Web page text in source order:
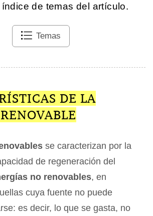
de temas del artículo.
Temas
DE LA
se caracterizan por la
de regeneración del
no renovables, en
cuya fuente no puede
es decir, lo que se gasta, no